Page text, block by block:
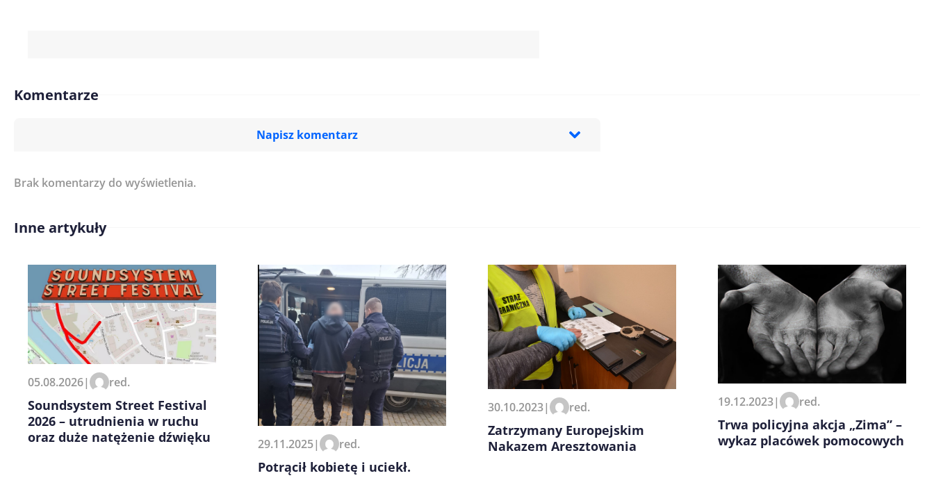
Komentarze
Napisz komentarz
Imię/ Nick*
Zapamiętaj moje dane w tej przeglądarce podczas pisania
Brak komentarzy do wyświetlenia.
Inne artykuły
05.08.2026| red.
Soundsystem Street Festival
2026 – utrudnienia w ruchu
oraz duże natężenie dźwięku
29.11.2025| red.
Potrącił kobietę i uciekł.
30.10.2023| red.
Zatrzymany Europejskim
Nakazem Aresztowania
19.12.2023| red.
Trwa policyjna akcja „Zima” –
wykaz placówek pomocowych